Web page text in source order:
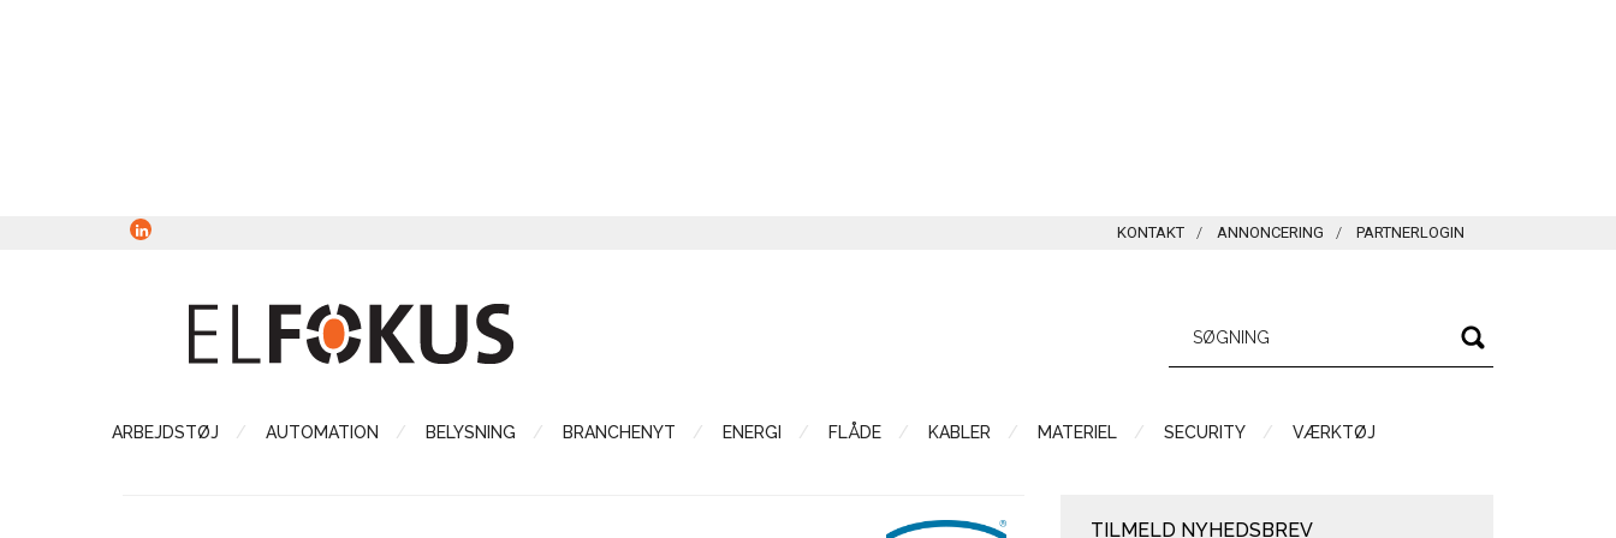
KONTAKT ANNONCERING PARTNERLOGIN
ARBEJDSTØJ AUTOMATION BELYSNING BRANCHENYT ENERGI FLÅDE KABLER MATERIEL SECURITY VÆRKTØJ
TILMELD NYHEDSBREV